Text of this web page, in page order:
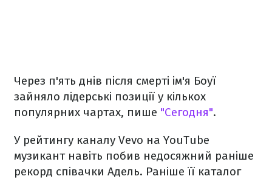
Через п'ять днів після смерті ім'я Боуї
зайняло лідерські позиції у кількох
популярних чартах, пише "Сегодня".
У рейтингу каналу Vevo на YouTube
музикант навіть побив недосяжний раніше
рекорд співачки Адель. Раніше її каталог